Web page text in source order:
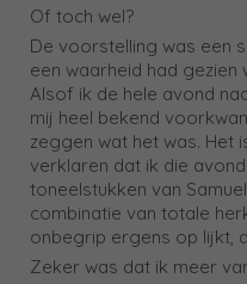
Of toch wel?
De voorstelling was een
een waarheid had
Alsof ik de hele avond
mij heel bekend
zeggen wat het was. Het
verklaren dat ik die
toneelstukken van
combinatie van totale
onbegrip ergens op lijkt,
Zeker was dat ik meer